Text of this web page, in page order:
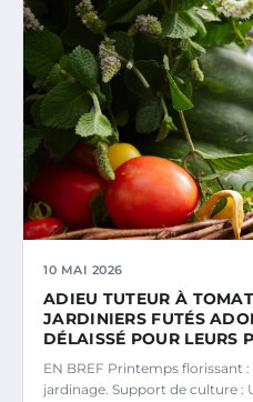
10 MAI 2026
ADIEU TUTEUR À
JARDINIERS FUTÉS
DÉLAISSÉ POUR LEURS
EN BREF Printemps florissant
jardinage. Support de culture :